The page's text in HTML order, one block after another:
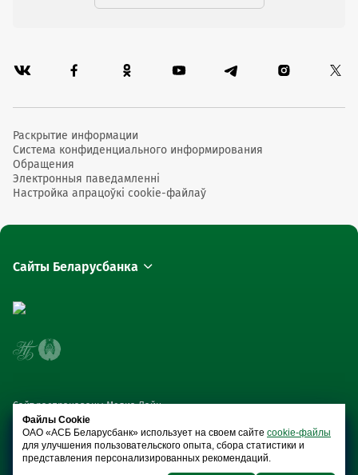
Раскрытие информации
Система конфиденциального информирования
Обращения
Электронныя паведамленні
Настройка апрацоўкі cookie-файлаў
Сайты Беларусбанка
Сайт распрацаваны Медиа Лайн
Файлы Cookie
ОАО «АСБ Беларусбанк» использует на своем сайте cookie-файлы
для улучшения пользовательского опыта, сбора статистики и
представления персонализированных рекомендаций.